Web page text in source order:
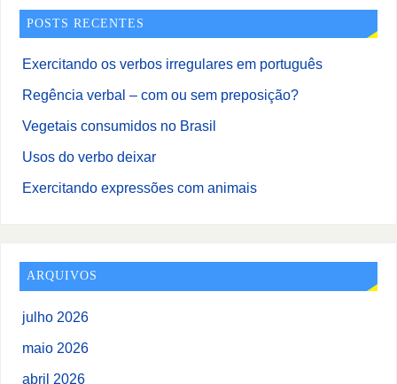
POSTS RECENTES
Exercitando os verbos irregulares em português
Regência verbal – com ou sem preposição?
Vegetais consumidos no Brasil
Usos do verbo deixar
Exercitando expressões com animais
ARQUIVOS
julho 2026
maio 2026
abril 2026